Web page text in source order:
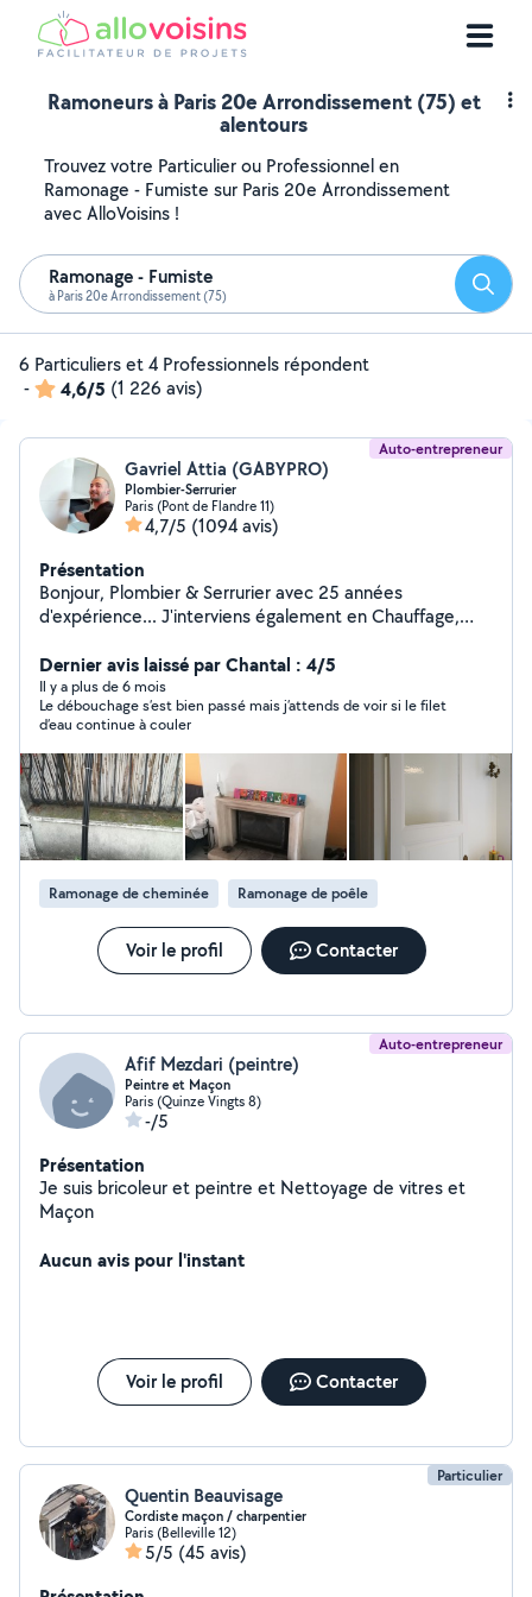
Ramoneurs à Paris 20e Arrondissement (75) et
alentours
Trouvez votre Particulier ou Professionnel en
Ramonage - Fumiste sur Paris 20e Arrondissement
avec AlloVoisins !
Ramonage - Fumiste
à Paris 20e Arrondissement (75)
6 Particuliers et 4 Professionnels répondent
-
4,6/5 (1 226 avis)
Auto-entrepreneur
Gavriel Attia (GABYPRO)
Plombier-Serrurier
Paris (Pont de Flandre 11)
4,7/5 (1094 avis)
Présentation
Bonjour, Plombier & Serrurier avec 25 années
d'expérience... J'interviens également en Chauffage,
rapide... Je me ferai un plaisir de vous rendre service
mes chers voisins.... Si vous me contactez directement,
merci de me laisser vos coordonnées téléphoniques...
Au plaisir de vous lire... Gaby
Dernier avis laissé par Chantal : 4/5
Il y a plus de 6 mois
Le débouchage s’est bien passé mais j’attends de voir si le filet
d’eau continue à couler
Ramonage de cheminée Ramonage de poêle
Voir le profil Contacter
Auto-entrepreneur
Afif Mezdari (peintre)
Peintre et Maçon
Paris (Quinze Vingts 8)
-/5
Présentation
Je suis bricoleur et peintre et Nettoyage de vitres et
Maçon
Aucun avis pour l'instant
Voir le profil Contacter
Particulier
Quentin Beauvisage
Cordiste maçon / charpentier
Paris (Belleville 12)
5/5 (45 avis)